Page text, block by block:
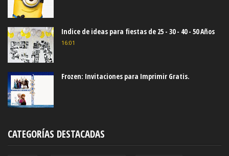
Indice de ideas para fiestas de 25 - 30 - 40 - 50 Años
16:01
Frozen: Invitaciones para Imprimir Gratis.
CATEGORÍAS DESTACADAS